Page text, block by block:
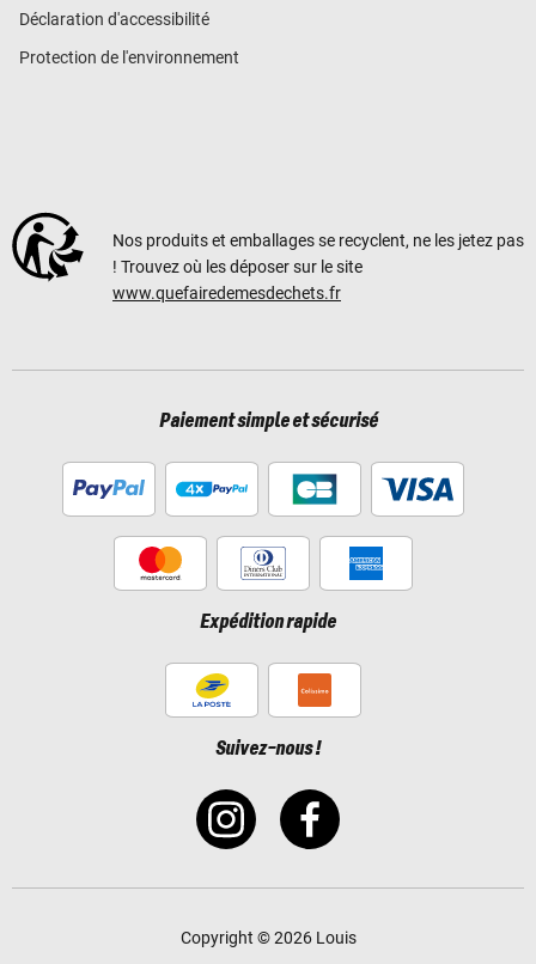
Déclaration d'accessibilité
Protection de l'environnement
Nos produits et emballages se recyclent, ne les jetez pas
! Trouvez où les déposer sur le site
www.quefairedemesdechets.fr
Paiement simple et sécurisé
Expédition rapide
Suivez-nous !
Copyright © 2026 Louis